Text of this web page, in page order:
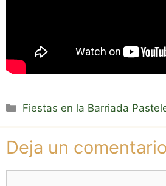
Categorías
Fiestas en la Barriada
Deja un comentario